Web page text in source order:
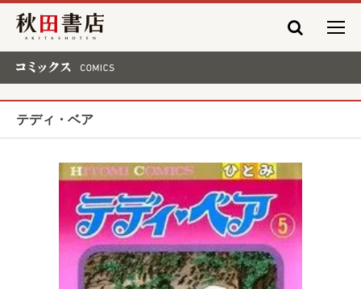
秋田書店
テディ・ベア